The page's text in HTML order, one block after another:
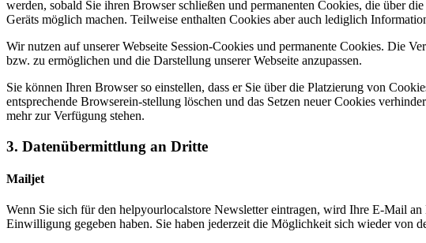
werden, sobald Sie ihren Browser schließen und permanenten Cookies, die über
Geräts möglich machen. Teilweise enthalten Cookies aber auch lediglich
Wir nutzen auf unserer Webseite Session-Cookies und permanente Cookies. Die
bzw. zu ermöglichen und die Darstellung unserer Webseite anzupassen.
Sie können Ihren Browser so einstellen, dass er Sie über die Platzierung von
entsprechende Browserein-stellung löschen und das Setzen neuer Cookies
mehr zur Verfügung stehen.
3. Datenübermittlung an Dritte
Mailjet
Wenn Sie sich für den helpyourlocalstore Newsletter eintragen, wird Ihre E-Mail
Einwilligung gegeben haben. Sie haben jederzeit die Möglichkeit sich wieder von